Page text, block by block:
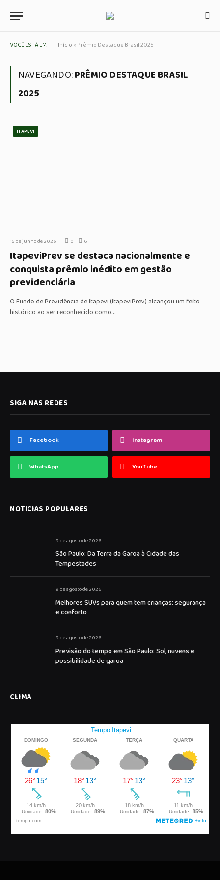
VOCÊ ESTÁ EM: Início »Prêmio Destaque Brasil 2025
NAVEGANDO:PRÊMIO DESTAQUE BRASIL
2025
ITAPEVI
15 de junho de 2026 0 6
ItapeviPrev se destaca nacionalmente e
conquista prêmio inédito em gestão
previdenciária
O Fundo de Previdência de Itapevi (ItapeviPrev) alcançou um feito
histórico ao ser reconhecido como…
SIGA NAS REDES
Facebook Instagram
WhatsApp YouTube
NOTICIAS POPULARES
9 de agosto de 2026
São Paulo: Da Terra da Garoa à Cidade das
Tempestades
9 de agosto de 2026
Melhores SUVs para quem tem crianças: segurança
e conforto
9 de agosto de 2026
Previsão do tempo em São Paulo: Sol, nuvens e
possibilidade de garoa
CLIMA